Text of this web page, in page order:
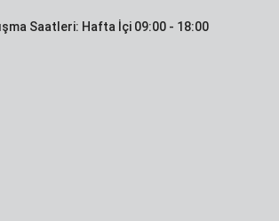
Saatleri: Hafta İçi 09:00 - 18:00